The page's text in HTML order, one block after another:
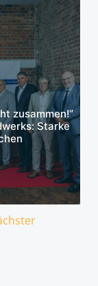
zusammen!“
Starke